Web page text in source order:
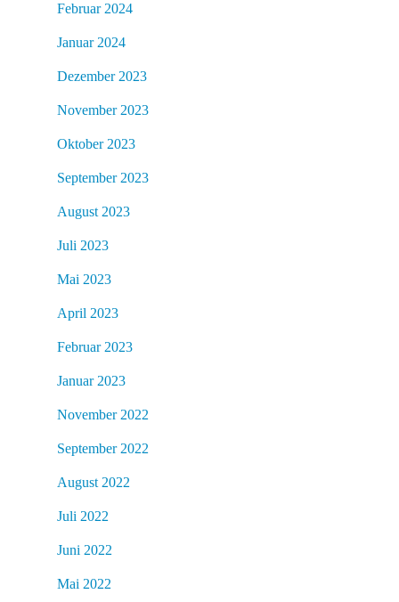
Februar 2024
Januar 2024
Dezember 2023
November 2023
Oktober 2023
September 2023
August 2023
Juli 2023
Mai 2023
April 2023
Februar 2023
Januar 2023
November 2022
September 2022
August 2022
Juli 2022
Juni 2022
Mai 2022